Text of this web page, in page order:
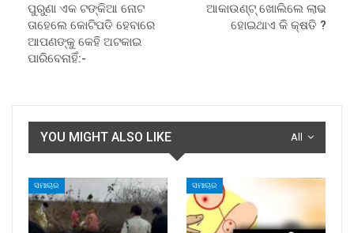
ପୁରୁଣା ଏକ ଟଙ୍କିଆ ନୋଟ
ତାହେଲେ କୋଟିପତି ହେବାରେ
ଆପଣଙ୍କୁ କେହି ଅଟକାଇ
ପାରିବେନାହିଁ:-
ଆକାଉଣ୍ଟ୍ ଖୋଲିଲେ ଲାଭ
ହୋଇଥାଏ କି କ୍ଷତି ?
All
YOU MIGHT ALSO LIKE
ସମାଚାର ସମାଚାର